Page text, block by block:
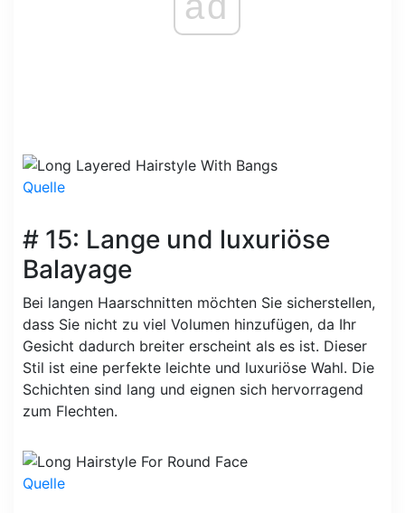
Quelle
# 15: Lange und luxuriöse
Balayage
Bei langen Haarschnitten möchten Sie sicherstellen,
dass Sie nicht zu viel Volumen hinzufügen, da Ihr
Gesicht dadurch breiter erscheint als es ist. Dieser
Stil ist eine perfekte leichte und luxuriöse Wahl. Die
Schichten sind lang und eignen sich hervorragend
zum Flechten.
Quelle